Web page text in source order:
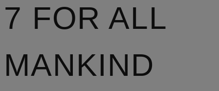
7 FOR ALL
MANKIND